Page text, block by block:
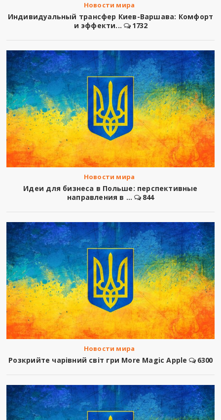
Новости мира
Индивидуальный трансфер Киев-Варшава: Комфорт
и эффекти...
1732
Новости мира
Идеи для бизнеса в Польше: перспективные
направления в ...
844
Новости мира
Розкрийте чарівний світ гри More Magic Apple 6300